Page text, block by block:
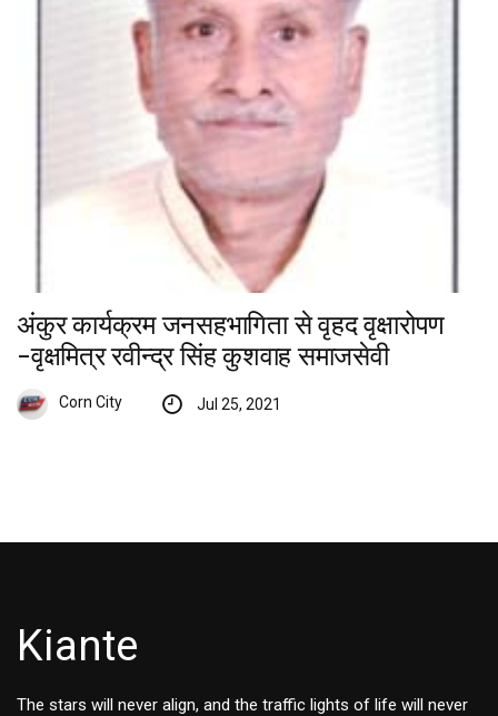
अंकुर कार्यक्रम जनसहभागिता से वृहद वृक्षारोपण
-वृक्षमित्र रवीन्द्र सिंह कुशवाह समाजसेवी
Corn City Jul 25, 2021
Kiante
The stars will never align, and the traffic lights of life will never